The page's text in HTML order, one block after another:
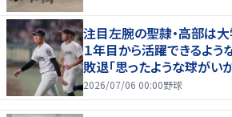
注目左腕の聖隷・高部は
１年目から活躍できるよう
敗退「思ったような球がい
2026/07/06 00:00野球